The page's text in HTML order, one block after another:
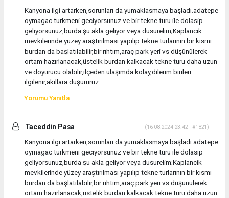
Kanyona ilgi artarken,sorunları da yumaklasmaya başladı.adatepe
oymagac turkmeni geciyorsunuz ve bir tekne turu ile dolasip
geliyorsunuz,burda şu akla geliyor veya dusurelim;Kaplancik
mevkilerinde yüzey araştırılması yapılıp tekne turlarının bir kısmı
burdan da başlatılabilir,bir rıhtım,araç park yeri vs düşünülerek
ortam hazırlanacak,üstelik burdan kalkacak tekne turu daha uzun
ve doyurucu olabilir,ilçeden ulaşımda kolay,dilerim birileri
ilgilenir,akıllara düşürüruz.
Yorumu Yanıtla
Taceddin Pasa (16.08.2024 23:42 - #1821)
Kanyona ilgi artarken,sorunları da yumaklasmaya başladı.adatepe
oymagac turkmeni geciyorsunuz ve bir tekne turu ile dolasip
geliyorsunuz,burda şu akla geliyor veya dusurelim;Kaplancik
mevkilerinde yüzey araştırılması yapılıp tekne turlarının bir kısmı
burdan da başlatılabilir,bir rıhtım,araç park yeri vs düşünülerek
ortam hazırlanacak,üstelik burdan kalkacak tekne turu daha uzun